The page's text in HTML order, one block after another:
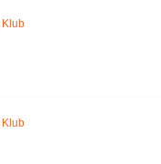
Klub
Klub